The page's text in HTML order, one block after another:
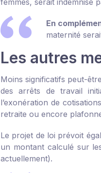
femmes, serait indemnisé
En
maternité
Les autres
Moins significatifs peut-
des arrêts de travail
l’exonération de
retraite ou encore
Le projet de loi prévoit
un montant calculé sur
actuellement).